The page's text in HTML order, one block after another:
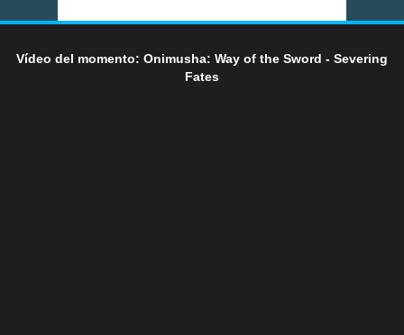
Vídeo del momento: Onimusha: Way of the Sword - Severing
Fates